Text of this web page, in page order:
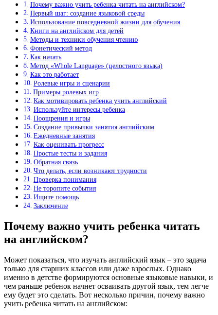
Почему важно учить ребенка читать на английском?
Первый шаг: создание языковой среды
Использование повседневной жизни для обучения
Книги на английском для детей
Методы и техники обучения чтению
Фонетический метод
Как начать
Метод «Whole Language» (целостного языка)
Как это работает
Ролевые игры и сценарии
Примеры ролевых игр
Как мотивировать ребенка учить английский
Используйте интересы ребенка
Поощрения и игры
Создание привычки занятия английским
Ежедневные занятия
Как оценивать прогресс
Простые тесты и задания
Обратная связь
Что делать, если возникают трудности
Проверка понимания
Не торопите события
Ищите помощь
Заключение
Почему важно учить ребенка читать
на английском?
Может показаться, что изучать английский язык – это задача
только для старших классов или даже взрослых. Однако
именно в детстве формируются основные языковые навыки, и
чем раньше ребенок начнет осваивать другой язык, тем легче
ему будет это сделать. Вот несколько причин, почему важно
учить ребенка читать на английском: